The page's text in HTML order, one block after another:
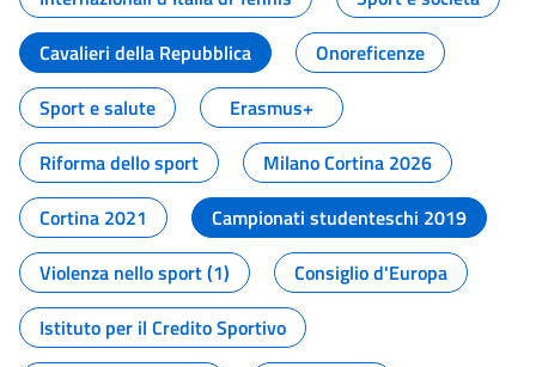
Cavalieri della Repubblica
Onoreficenze
Sport e salute
Erasmus+
Riforma dello sport
Milano Cortina 2026
Cortina 2021
Campionati studenteschi 2019
Violenza nello sport (1)
Consiglio d'Europa
Istituto per il Credito Sportivo